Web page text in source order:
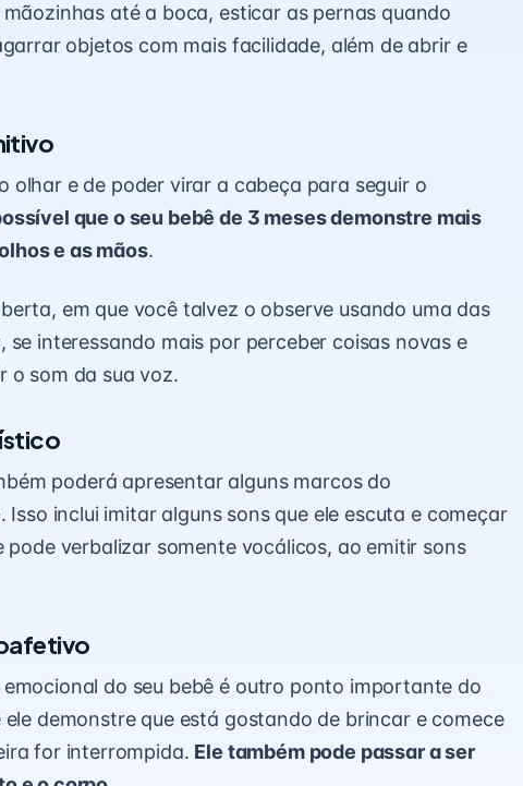
até a boca, esticar as pernas quando
objetos com mais facilidade, além de abrir e
olhar e de poder virar a cabeça para seguir o
que o seu bebê de 3 meses demonstre mais
e as mãos.
em que você talvez o observe usando uma das
interessando mais por perceber coisas novas e
o som da sua voz.
poderá apresentar alguns marcos do
inclui imitar alguns sons que ele escuta e começar
pode verbalizar somente vocálicos, ao emitir sons
do seu bebê é outro ponto importante do
ele demonstre que está gostando de brincar e comece
for interrompida. Ele também pode passar a ser